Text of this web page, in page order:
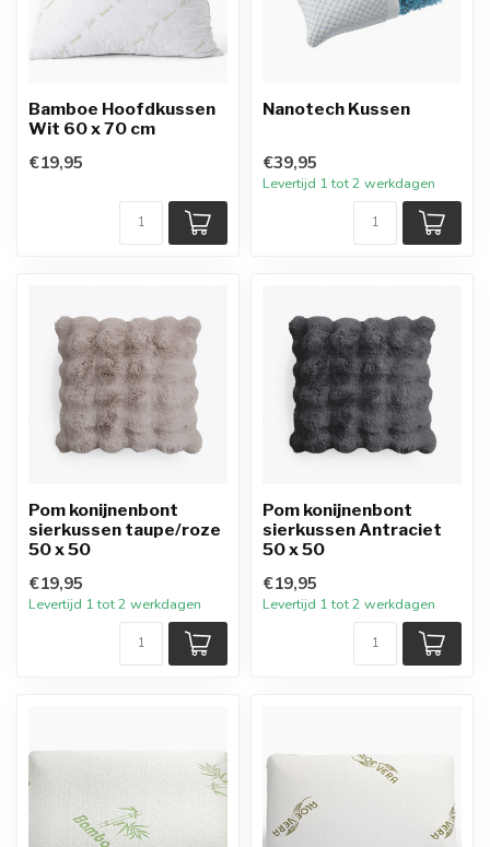
Bamboe Hoofdkussen
Wit 60 x 70 cm
€19,95
Nanotech Kussen
€39,95
Levertijd 1 tot 2 werkdagen
Pom konijnenbont
sierkussen taupe/roze
50 x 50
€19,95
Levertijd 1 tot 2 werkdagen
Pom konijnenbont
sierkussen Antraciet
50 x 50
€19,95
Levertijd 1 tot 2 werkdagen